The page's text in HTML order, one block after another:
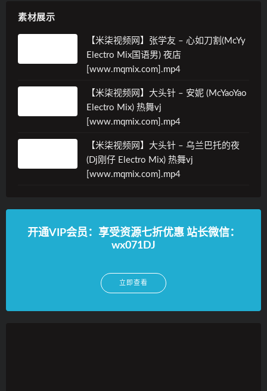
素材展示
【米柒视频网】张学友 – 心如刀割(McYy
Electro Mix国语男) 夜店
[www.mqmix.com].mp4
【米柒视频网】大头针 – 安妮 (McYaoYao
Electro Mix) 热舞vj
[www.mqmix.com].mp4
【米柒视频网】大头针 – 乌兰巴托的夜
(Dj刚仔 Electro Mix) 热舞vj
[www.mqmix.com].mp4
开通VIP会员：享受资源七折优惠 站长微信：
wx071DJ
立即查看